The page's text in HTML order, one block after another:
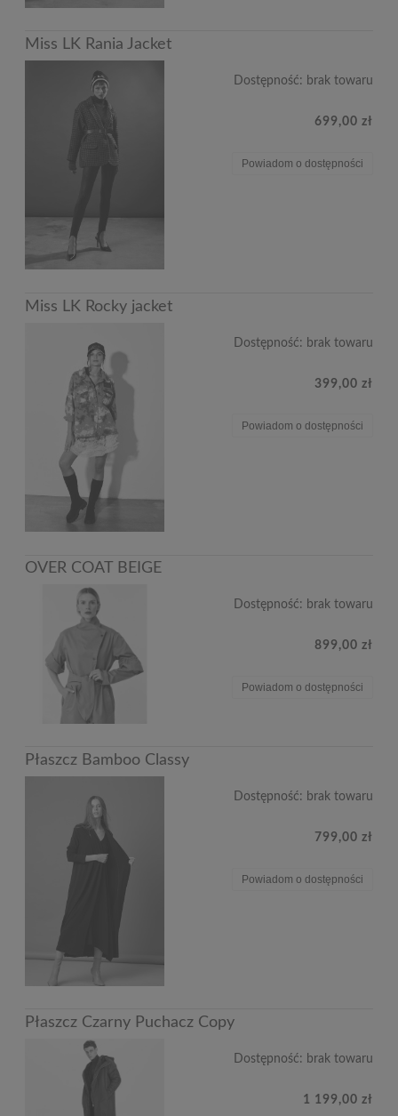
Miss LK Rania Jacket
Dostępność: brak towaru
699,00 zł
Powiadom o dostępności
Miss LK Rocky jacket
Dostępność: brak towaru
399,00 zł
Powiadom o dostępności
OVER COAT BEIGE
Dostępność: brak towaru
899,00 zł
Powiadom o dostępności
Płaszcz Bamboo Classy
Dostępność: brak towaru
799,00 zł
Powiadom o dostępności
Płaszcz Czarny Puchacz Copy
Dostępność: brak towaru
1 199,00 zł